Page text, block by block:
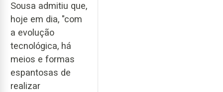
Sousa admitiu que,
hoje em dia, "com
a evolução
tecnológica, há
meios e formas
espantosas de
realizar